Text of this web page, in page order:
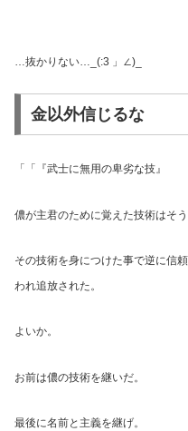
…抜かりない…_(:3 」∠)_
金以外信じるな
「「『武士に無用の卑劣な技』
儂が主君のために覚えた技術はそう
その技術を身につけた事で逆に信
われ追放された
よいか。
お前は儂の技術を継いだ。
最後に名前と主義を継げ。